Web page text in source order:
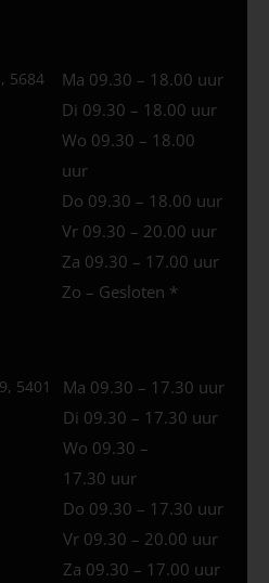
5684
Ma 09.30 – 18.00 uur
Di 09.30 – 18.00 uur
Wo 09.30 – 18.00
uur
Do 09.30 – 18.00 uur
Vr 09.30 – 20.00 uur
Za 09.30 – 17.00 uur
Zo – Gesloten *
5401
Ma 09.30 – 17.30 uur
Di 09.30 – 17.30 uur
Wo 09.30 –
17.30 uur
Do 09.30 – 17.30 uur
Vr 09.30 – 20.00 uur
Za 09.30 – 17.00 uur